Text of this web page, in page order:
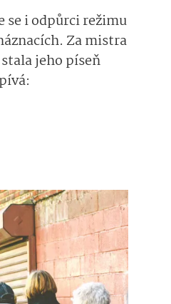
se i odpůrci režimu
Za mistra
jeho píseň